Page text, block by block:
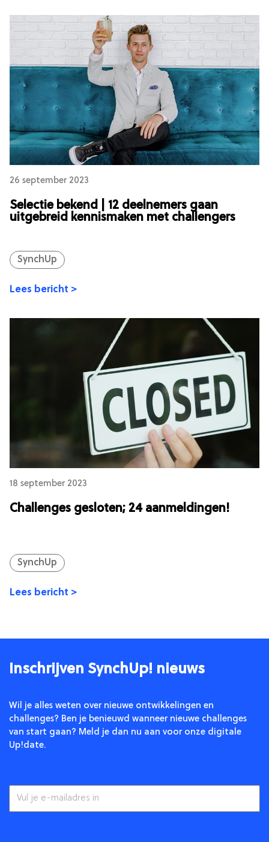
26 september 2023
Selectie bekend | 12 deelnemers gaan
uitgebreid kennismaken met challengers
SynchUp
Lees bericht >
18 september 2023
Challenges gesloten; 24 aanmeldingen!
SynchUp
Lees bericht >
Inschrijven SynchUp! nieuws
Wil je alles weten over nieuwe ontwikkelingen en
challenges? Ben je benieuwd wanneer nieuwe challenges
van start gaan? Meld je dan nu aan voor onze digitale
Up!date.